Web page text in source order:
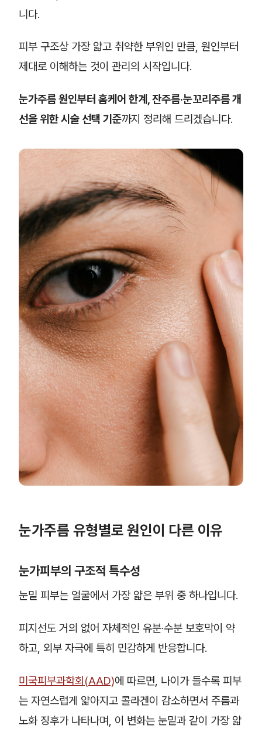
니다.
피부 구조상 가장 얇고 취약한 부위인 만큼, 원인부터
제대로 이해하는 것이 관리의 시작입니다.
눈가주름 원인부터 홈케어 한계, 잔주름·눈꼬리주름 개
선을 위한 시술 선택 기준까지 정리해 드리겠습니다.
눈가주름 유형별로 원인이 다른 이유
눈가피부의 구조적 특수성
눈밑 피부는 얼굴에서 가장 얇은 부위 중 하나입니다.
피지선도 거의 없어 자체적인 유분·수분 보호막이 약
하고, 외부 자극에 특히 민감하게 반응합니다.
미국피부과학회(AAD)에 따르면, 나이가 들수록 피부
는 자연스럽게 얇아지고 콜라겐이 감소하면서 주름과
노화 징후가 나타나며, 이 변화는 눈밑과 같이 가장 얇